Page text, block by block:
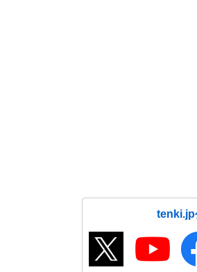
19日、22日
18日11:22
九州は24日
tenki.jp